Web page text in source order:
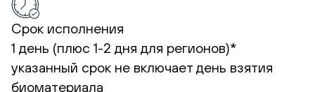
Срок исполнения
1 день (плюс 1-2 дня для регионов)*
указанный срок не включает день взятия
биоматериала